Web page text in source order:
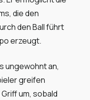
die den
den Ball führt
erzeugt.
ungewohnt an,
greifen
um, sobald